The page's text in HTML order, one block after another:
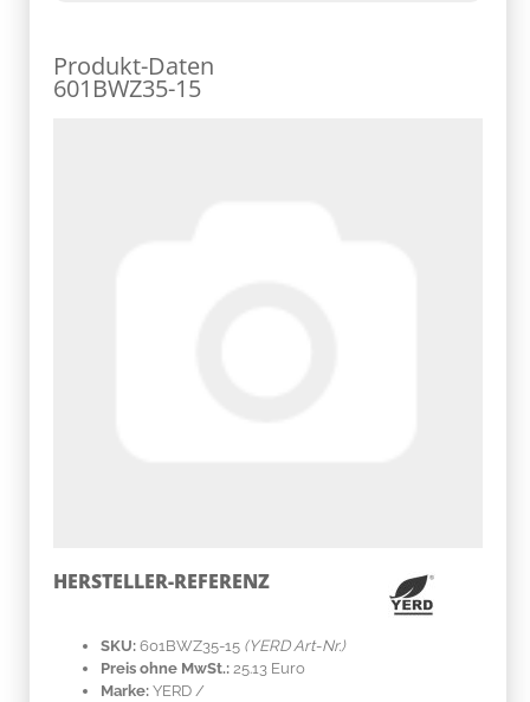
Produkt-Daten
601BWZ35-15
HERSTELLER-REFERENZ
SKU: 601BWZ35-15 (YERD Art-Nr.)
Preis ohne MwSt.: 25.13 Euro
Marke: YERD /